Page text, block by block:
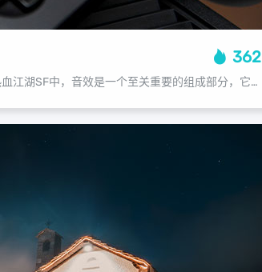
362
《神武3》为何取消游戏声音？在许多热血江湖SF中，音效是一个至关重要的组成部分，它能够帮助玩家更好地沉浸在游戏世界中，增强游戏的真实感和沉浸感，《神武3》这款游戏却因一些原因而取消了游戏的声音，从技术层面来看，音效的制作是一...